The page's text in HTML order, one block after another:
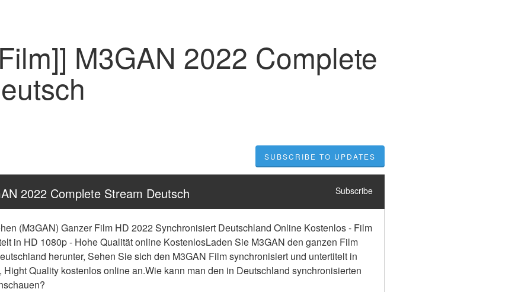
M3GAN 2022 Complete
SUBSCRIBE TO UPDATES
2022 Complete Stream Deutsch Subscribe
(M3GAN) Ganzer Film HD 2022 Synchronisiert Deutschland Online Kostenlos - Film
in HD 1080p - Hohe Qualität online KostenlosLaden Sie M3GAN den ganzen Film
herunter, Sehen Sie sich den M3GAN Film synchronisiert und untertitelt in
Quality kostenlos online an.Wie kann man den in Deutschland synchronisierten